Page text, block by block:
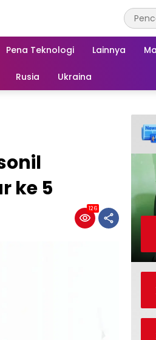
Pena Teknologi Lainnya
Rusia Ukraina
ke 5
126